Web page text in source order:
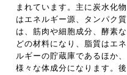
まれています。主に炭水化物
はエネルギー源、タンパク質
は、筋肉や細胞成分、酵素な
どの材料になり、脂質はエネ
ルギーの貯蔵庫であるほか、
様々な体成分になります。後